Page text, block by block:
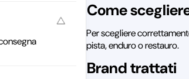
Come
Per scegliere
pista, enduro o restauro.
Brand trattati